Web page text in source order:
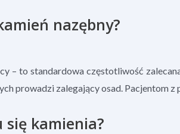
nazębny?
– to standardowa częstotliwość
prowadzi zalegający osad. Pacjentom
się kamienia?